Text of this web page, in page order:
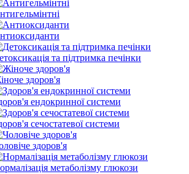
та підтримка печінки
здоров'я
ендокринної системи
сечостатевої системи
здоров'я
метаболізму глюкози